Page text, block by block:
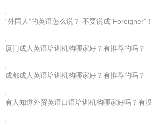
“外国人”的英语怎么说？ 不要说成“Foreigner”！
厦门成人英语培训机构哪家好？有推荐的吗？
成都成人英语培训机构哪家好？有推荐的吗？